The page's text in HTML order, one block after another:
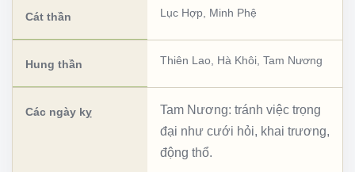
Cát thần Lục Hợp Minh Phệ
Hung thần Thiên Lao Hà Khôi Tam Nương
Các ngày kỵ
Tam Nương: tránh việc trọng
đại như cưới hỏi, khai trương,
động thổ.